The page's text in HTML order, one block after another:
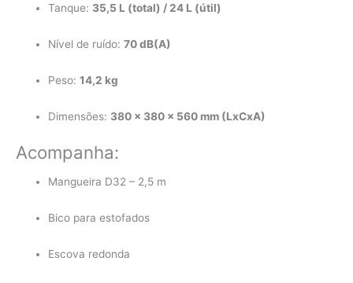
Tanque: 35,5 L (total) / 24 L (útil)
Nível de ruído:70 dB(A)
Peso:14,2 kg
Dimensões: 380 x 380 x 560 mm (LxCxA)
Acompanha:
Mangueira D32 – 2,5 m
Bico para estofados
Escova redonda